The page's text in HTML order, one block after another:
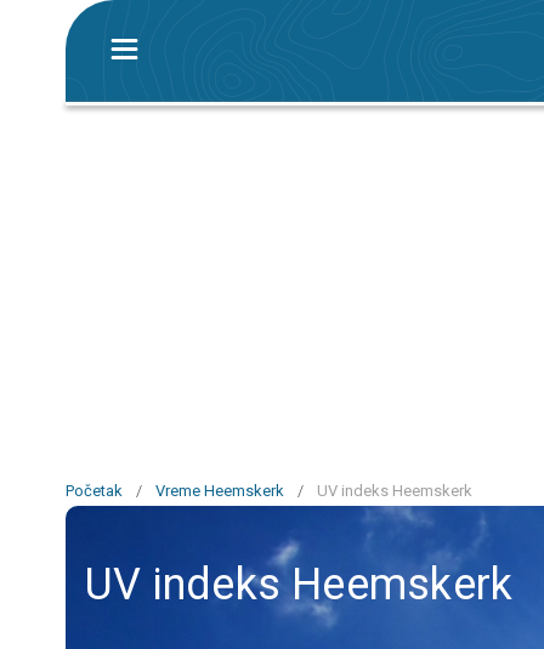
Početak / Vreme Heemskerk / UV indeks Heemskerk
UV indeks Heemskerk